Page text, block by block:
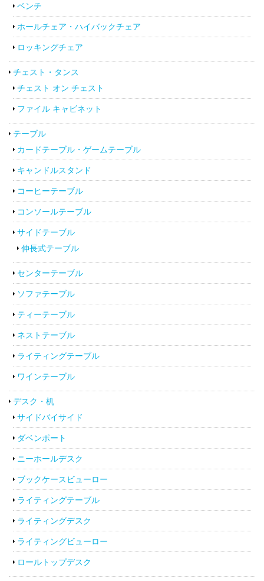
ベンチ
ホールチェア・ハイバックチェア
ロッキングチェア
チェスト・タンス
チェスト オン チェスト
ファイル キャビネット
テーブル
カードテーブル・ゲームテーブル
キャンドルスタンド
コーヒーテーブル
コンソールテーブル
サイドテーブル
伸長式テーブル
センターテーブル
ソファテーブル
ティーテーブル
ネストテーブル
ライティングテーブル
ワインテーブル
デスク・机
サイドバイサイド
ダベンポート
ニーホールデスク
ブックケースビューロー
ライティングテーブル
ライティングデスク
ライティングビューロー
ロールトップデスク